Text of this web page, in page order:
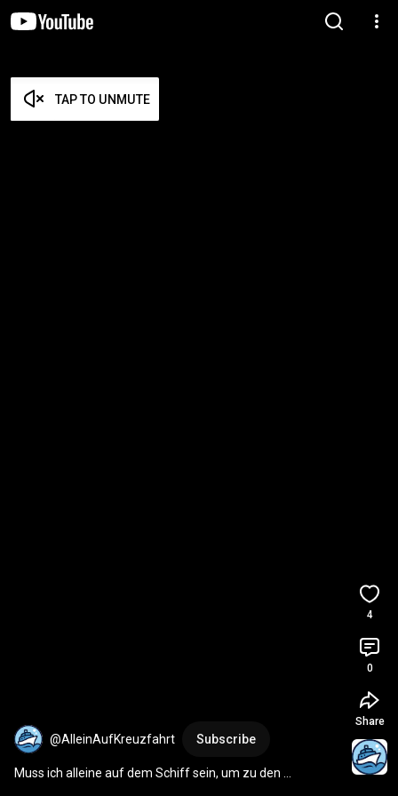
TAP TO UNMUTE
@AlleinAufKreuzfahrt Subscribe
Muss ich alleine auf dem Schiff sein, um zu den
4
0
Share